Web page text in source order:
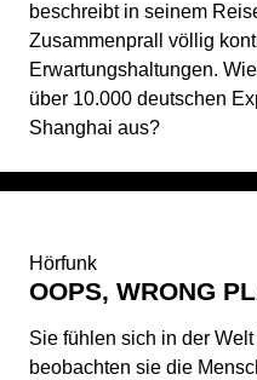
beschreibt in seinem
Zusammenprall völlig
Erwartungshaltungen.
über 10.000 deutschen
Shanghai aus?
Hörfunk
OOPS, WRONG
Sie fühlen sich in der
beobachten sie die